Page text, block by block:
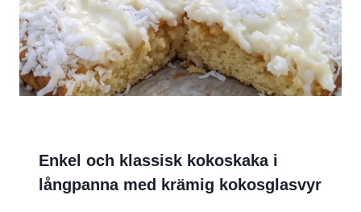
Enkel och klassisk kokoskaka i
långpanna med krämig kokosglasvyr